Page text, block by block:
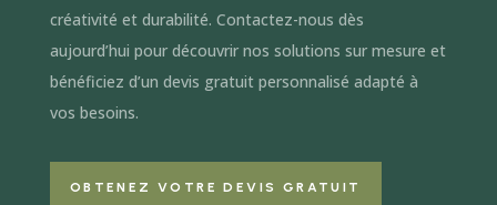
créativité et durabilité. Contactez-nous dès
aujourd’hui pour découvrir nos solutions sur mesure et
bénéficiez d’un devis gratuit personnalisé adapté à
vos besoins.
OBTENEZ VOTRE DEVIS GRATUIT